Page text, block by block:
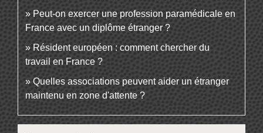
Peut-on exercer une profession paramédicale en
France avec un diplôme étranger ?
Résident européen : comment chercher du
travail en France ?
Quelles associations peuvent aider un étranger
maintenu en zone d'attente ?